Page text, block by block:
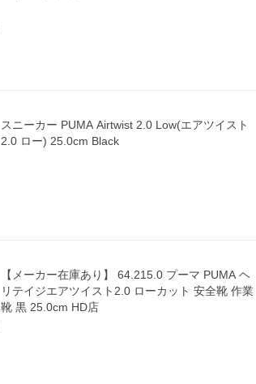
スニーカー PUMA Airtwist 2.0 Low(エアツイスト
2.0 ロー) 25.0cm Black
【メーカー在庫あり】 64.215.0 プーマ PUMA ヘ
リテイジエアツイスト2.0 ローカット 安全靴 作業
靴 黒 25.0cm HD店